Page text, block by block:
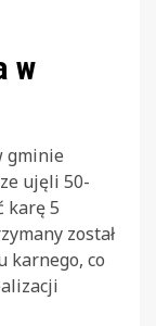
w
gminie
ujęli 50-
karę 5
został
karnego, co